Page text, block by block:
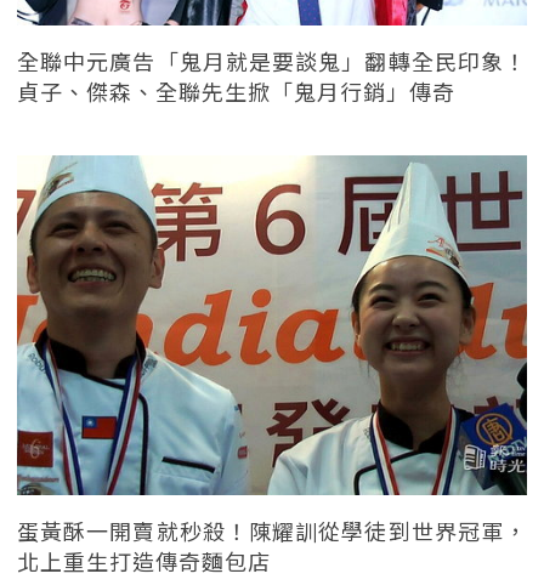
全聯中元廣告「鬼月就是要談鬼」翻轉全民印象！
貞子、傑森、全聯先生掀「鬼月行銷」傳奇
蛋黃酥一開賣就秒殺！陳耀訓從學徒到世界冠軍，
北上重生打造傳奇麵包店